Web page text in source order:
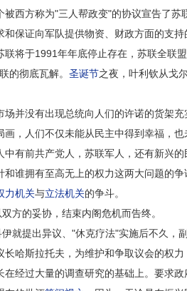
西方称为"三人帮政变"的协议宣告了苏
保证向军队提供物资、财政方面的支持
将于1991年年底停止存在，苏联全联
的彻底瓦解。 圣诞节之夜，叶利钦从戈
并没有出现总统向人们的许诺的货架充
，人们不仅未能从民主中得到幸福，
有前共产党人，苏联军人，还有新兴的
谁拥有至高无上的权力这两大问题的争
力机关与立法机关的争斗。
的妥协，结束内阁危机而告终。
提出异议、"休克疗法"实施后不久，
哈斯拉托夫，为维护和争取议会的权
经过大量的调查研究的基础上。要求政